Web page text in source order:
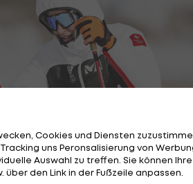
trotzt der Kälte in Peking
Foto: ©GEPA
Cookies und Diensten
Tracking uns Peronsalisierung von
Auswahl zu treffen. Sie können
den Link in der Fußzeile anpassen.